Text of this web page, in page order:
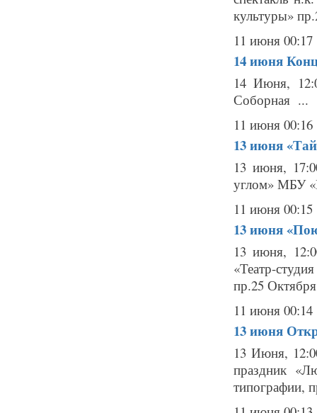
культуры»
11 июня 00:17
14 июня
14 Июня,
Соборная ...
11 июня 00:16
13 июня
13 июня,
углом» МБУ
11 июня 00:15
13 июня
13 июня,
«Театр-
пр.25
11 июня 00:14
13 июня
13 Июня,
праздник